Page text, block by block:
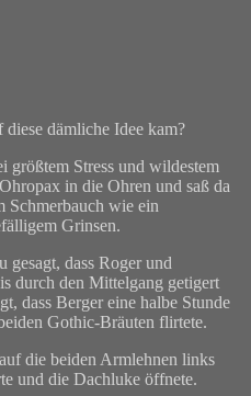
diese dämliche Idee kam?
größtem Stress und wildestem
in die Ohren und saß da
Schmerbauch wie ein
Grinsen.
gesagt, dass Roger und
durch den Mittelgang getigert
dass Berger eine halbe Stunde
Gothic-Bräuten flirtete.
die beiden Armlehnen links
und die Dachluke öffnete.